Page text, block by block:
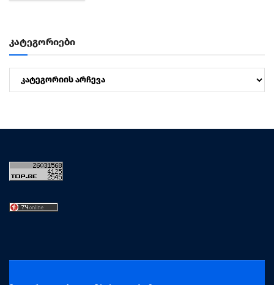
კატეგორიები
კატეგორიები